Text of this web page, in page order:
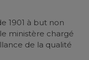
1901 à but non
ministère chargé
de la qualité